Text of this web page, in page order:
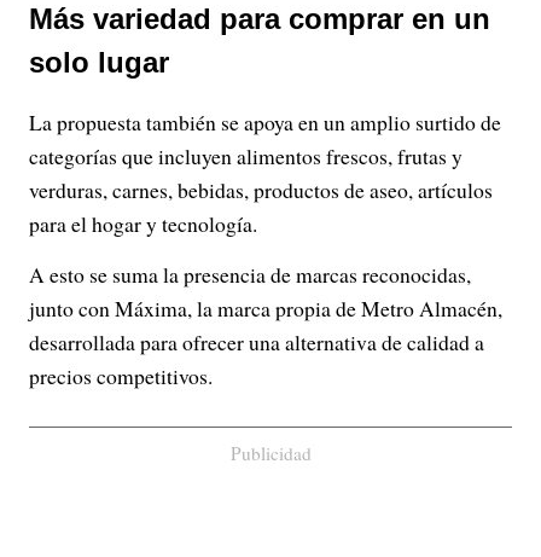
Más variedad para comprar en un
solo lugar
La propuesta también se apoya en un amplio surtido de
categorías que incluyen alimentos frescos, frutas y
verduras, carnes, bebidas, productos de aseo, artículos
para el hogar y tecnología.
A esto se suma la presencia de marcas reconocidas,
junto con Máxima, la marca propia de Metro Almacén,
desarrollada para ofrecer una alternativa de calidad a
precios competitivos.
Publicidad